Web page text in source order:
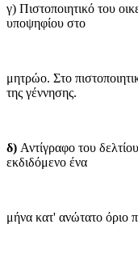
γ) Πιστοποιητικό του
υποψηφίου στο
μητρώο. Στο
της γέννησης.
δ) Αντίγραφο του
εκδιδόμενο ένα
μήνα κατ' ανώτατο όριο